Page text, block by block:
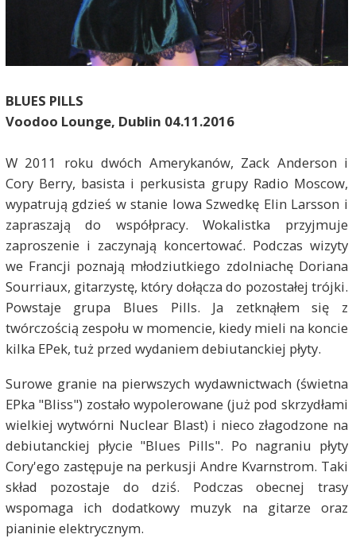
BLUES PILLS
Voodoo Lounge, Dublin 04.11.2016
W 2011 roku dwóch Amerykanów, Zack Anderson i
Cory Berry, basista i perkusista grupy Radio Moscow,
wypatrują gdzieś w stanie Iowa Szwedkę Elin Larsson i
zapraszają do współpracy. Wokalistka przyjmuje
zaproszenie i zaczynają koncertować. Podczas wizyty
we Francji poznają młodziutkiego zdolniachę Doriana
Sourriaux, gitarzystę, który dołącza do pozostałej trójki.
Powstaje grupa Blues Pills. Ja zetknąłem się z
twórczością zespołu w momencie, kiedy mieli na koncie
kilka EPek, tuż przed wydaniem debiutanckiej płyty.
Surowe granie na pierwszych wydawnictwach (świetna
EPka "Bliss") zostało wypolerowane (już pod skrzydłami
wielkiej wytwórni Nuclear Blast) i nieco złagodzone na
debiutanckiej płycie "Blues Pills". Po nagraniu płyty
Cory'ego zastępuje na perkusji Andre Kvarnstrom. Taki
skład pozostaje do dziś. Podczas obecnej trasy
wspomaga ich dodatkowy muzyk na gitarze oraz
pianinie elektrycznym.